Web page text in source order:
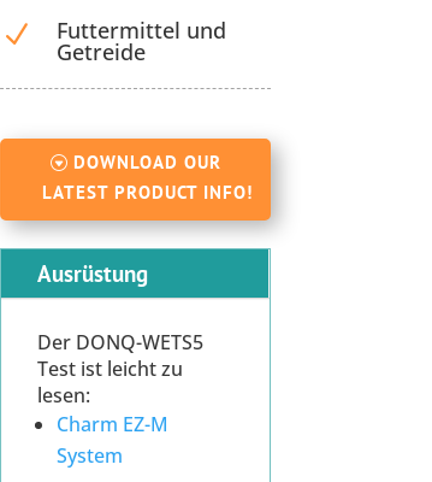
N Futtermittel und
Getreide
DOWNLOAD OUR
LATEST PRODUCT INFO!
Ausrüstung
Der DONQ-WETS5
Test ist leicht zu
lesen:
Charm EZ-M
System